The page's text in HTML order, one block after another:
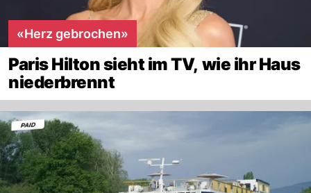
«Herz gebrochen»
Paris Hilton sieht im TV, wie ihr Haus
niederbrennt